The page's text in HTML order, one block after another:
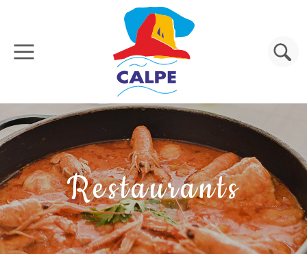
Overslaan en naar de inhoud gaan
Zoeken
Restaurants